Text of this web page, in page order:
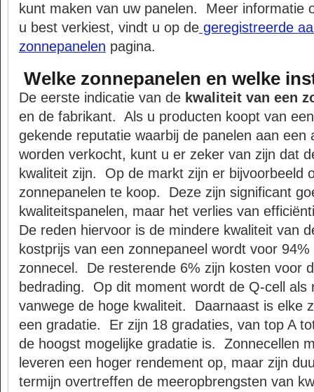
kunt maken van uw panelen. Meer informatie
u best verkiest, vindt u op de geregistreerde
zonnepanelen pagina.
Welke zonnepanelen en welke
De eerste indicatie van de kwaliteit van een
en de fabrikant. Als u producten koopt van
gekende reputatie waarbij de panelen aan een
worden verkocht, kunt u er zeker van zijn dat
kwaliteit zijn. Op de markt zijn er bijvoorbeeld
zonnepanelen te koop. Deze zijn significant
kwaliteitspanelen, maar het verlies van
De reden hiervoor is de mindere kwaliteit van
kostprijs van een zonnepaneel wordt voor
zonnecel. De resterende 6% zijn kosten voor
bedrading. Op dit moment wordt de Q-cell als
vanwege de hoge kwaliteit. Daarnaast is elke
een gradatie. Er zijn 18 gradaties, van top A
de hoogst mogelijke gradatie is. Zonnecellen
leveren een hoger rendement op, maar zijn
termijn overtreffen de meeropbrengsten van